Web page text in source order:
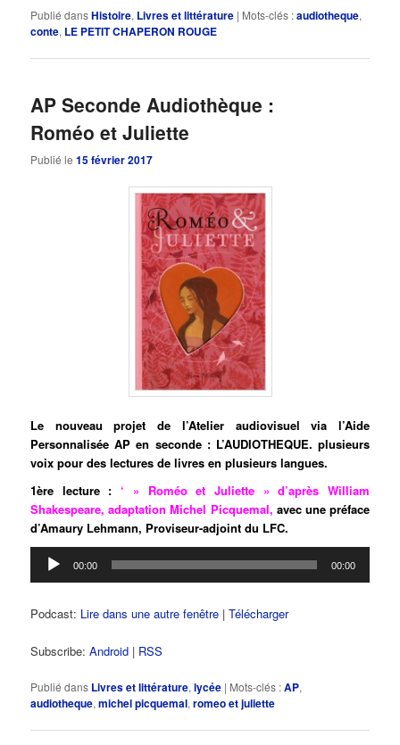
Publié dansHistoire, Livres et littérature | Mots-clés :audiotheque,
conte, LE PETIT CHAPERON ROUGE
AP Seconde Audiothèque :
Roméo et Juliette
Publié le15 février 2017
Le nouveau projet de l’Atelier audiovisuel via l’Aide
Personnalisée AP en seconde : L’AUDIOTHEQUE. plusieurs
voix pour des lectures de livres en plusieurs langues.
1ère lecture : ‘ » Roméo et Juliette » d’après William
Shakespeare, adaptation Michel Picquemal, avec une préface
d’Amaury Lehmann, Proviseur-adjoint du LFC.
Lecteur
audio
00:00 00:00
Podcast: Lire dans une autre fenêtre |Télécharger
Subscribe:Android | RSS
Publié dans Livres et littérature,lycée | Mots-clés :AP,
audiotheque,michel picquemal,romeo et juliette